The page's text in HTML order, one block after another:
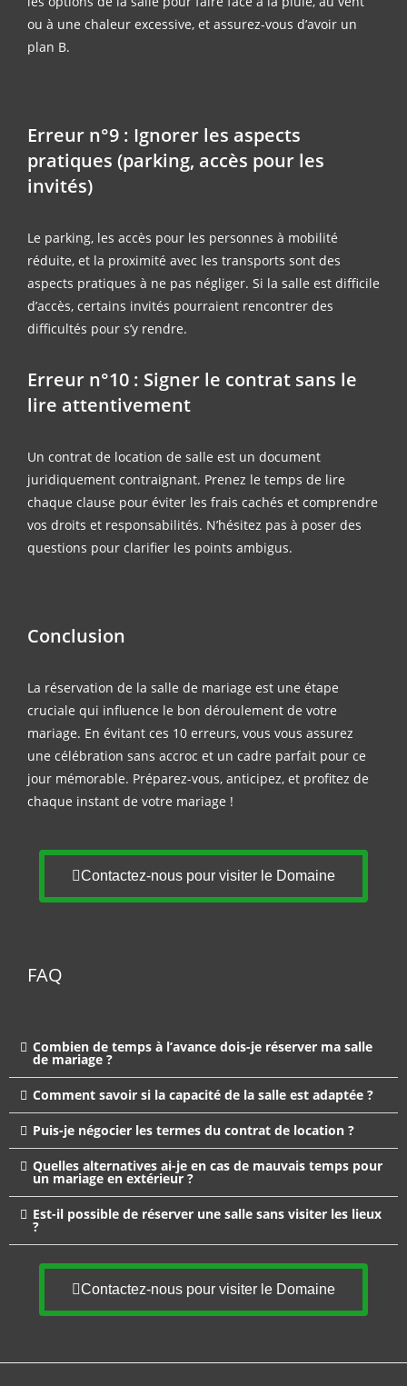
ou à une chaleur excessive, et assurez-vous d’avoir un
plan B.
Erreur n°9 : Ignorer les aspects
pratiques (parking, accès pour les
invités)
Le parking, les accès pour les personnes à mobilité
réduite, et la proximité avec les transports sont des
aspects pratiques à ne pas négliger. Si la salle est difficile
d’accès, certains invités pourraient rencontrer des
difficultés pour s’y rendre.
Erreur n°10 : Signer le contrat sans le
lire attentivement
Un contrat de location de salle est un document
juridiquement contraignant. Prenez le temps de lire
chaque clause pour éviter les frais cachés et comprendre
vos droits et responsabilités. N’hésitez pas à poser des
questions pour clarifier les points ambigus.
Conclusion
La réservation de la salle de mariage est une étape
cruciale qui influence le bon déroulement de votre
mariage. En évitant ces 10 erreurs, vous vous assurez
une célébration sans accroc et un cadre parfait pour ce
jour mémorable. Préparez-vous, anticipez, et profitez de
chaque instant de votre mariage !
Contactez-nous pour visiter le Domaine
FAQ
Combien de temps à l’avance dois-je réserver ma salle
de mariage ?
Comment savoir si la capacité de la salle est adaptée ?
Puis-je négocier les termes du contrat de location ?
Quelles alternatives ai-je en cas de mauvais temps pour
un mariage en extérieur ?
Est-il possible de réserver une salle sans visiter les lieux
?
Contactez-nous pour visiter le Domaine